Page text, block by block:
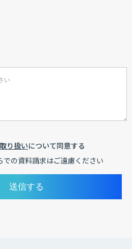
り扱いについて同意する
の資料請求はご遠慮ください